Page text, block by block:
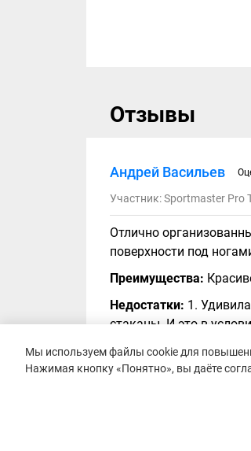
Отзывы
Андрей Васильев
Участник: Sportmaster Pro
Отлично
поверхности под
Преимущества:
Недостатки: 1.
стаканы. И это в
Крайне удивило то,
Мы используем файлы cookie для
Нажимая кнопку «Понятно», вы даёте